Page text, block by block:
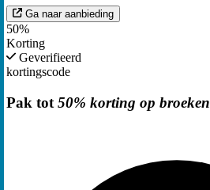
Ga naar aanbieding
50%
Korting
Geverifieerd
kortingscode
Pak tot 50% korting op broeken